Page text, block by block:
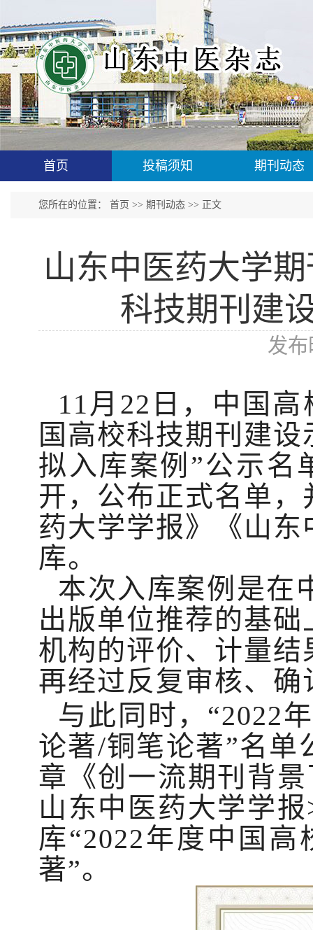
首页 投稿须知 期刊动态
您所在的位置： 首页 >> 期刊动态 >> 正文
山东中医药大学
科技期刊建
发布
11月22日，中国
国高校科技期刊建
拟入库案例”公示名
开，公布正式名单
药大学学报》《山
库。
本次入库案例是在
出版单位推荐的基
机构的评价、计量
再经过反复审核、确
与此同时，“2022
论著/铜笔论著”名单
章《创一流期刊背
山东中医药大学学
库“2022年度中国
著”。